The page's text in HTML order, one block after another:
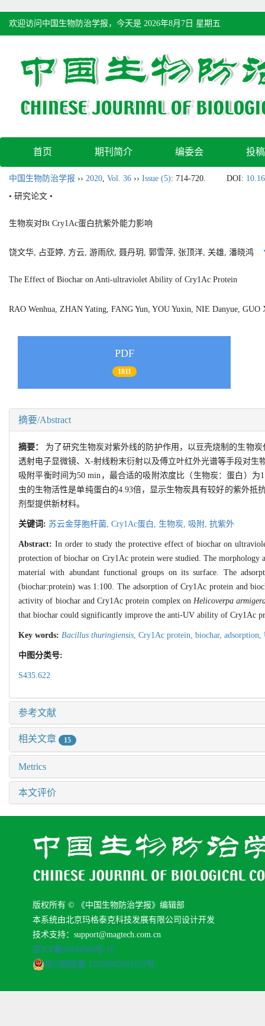
欢迎访问中国生物防治学报，今天是 2026年8月7日 星期五
首页 期刊简介 编委会 投
中国生物防治学报 ›› 2020, Vol. 36 ›› Issue (5): 714-720. DOI:
• 研究论文 •
生物炭对Bt Cry1Ac蛋白抗紫外能力影响
饶文华, 占亚婷, 方云, 游雨欣, 聂丹玥, 郭雪萍, 张顶洋, 关雄, 潘晓鸿
The Effect of Biochar on Anti-ultraviolet Ability of Cry1Ac Protein
RAO Wenhua, ZHAN Yating, FANG Yun, YOU Yuxin, NIE Danyue,
PDF
1811
摘要/Abstract
摘要： 为了研究生物炭对紫外线的防护作用，以豆壳烧制的生物
透射电子显微镜、X-射线粉末衍射以及傅立叶红外光谱等手段对
吸附平衡时间为50 min，最合适的吸附浓度比（生物炭：蛋白）
虫的生物活性是单纯蛋白的4.93倍，显示生物炭具有较好的紫外
剂型提供新材料。
关键词: 苏云金芽胞杆菌, Cry1Ac蛋白, 生物炭, 吸附, 抗紫外
Abstract: In order to study the protective effect of biochar on
protection of biochar on Cry1Ac protein were studied. The
material with abundant functional groups on its surface. The
(biochar:protein) was 1:100. The adsorption of Cry1Ac protein and
activity of biochar and Cry1Ac protein complex onHelicoverpa
that biochar could significantly improve the anti-UV ability of Cry1Ac
Key words: Bacillus thuringiensis, Cry1Ac protein, biochar, adsorption,
中图分类号:
S435.622
参考文献
相关文章 15
Metrics
本文评价
版权所有 © 《中国生物防治学报》编辑部
本系统由北京玛格泰克科技发展有限公司设计开发
技术支持：support@magtech.com.cn
京ICP备05034986号-10
京公网安备 11010802035152号